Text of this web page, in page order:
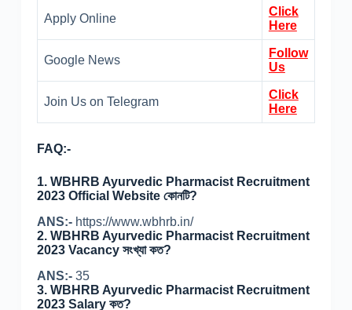
Apply Online
Click
Here
Google News
Follow
Us
Join Us on Telegram
Click
Here
FAQ:-
1. WBHRB Ayurvedic Pharmacist Recruitment
2023 Official Website কোনটি?
ANS:-https://www.wbhrb.in/
2. WBHRB Ayurvedic Pharmacist Recruitment
2023 Vacancy সংখ্যা কত?
ANS:-35
3. WBHRB Ayurvedic Pharmacist Recruitment
2023 Salary কত?